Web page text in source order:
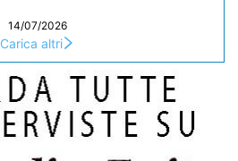
14/07/2026
Carica altri